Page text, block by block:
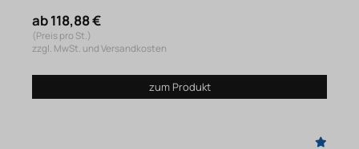
ab 118,88 €
(Preis pro St.)
zzgl. MwSt. und Versandkosten
zum Produkt